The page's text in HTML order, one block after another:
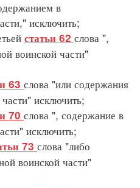
в
исключить;
статьи 62 слова ",
воинской части"
63 слова "или содержания
исключить;
70 слова ", содержание в
исключить;
73 слова "либо
воинской части"